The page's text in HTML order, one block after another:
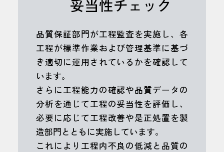
妥当性チェック
品質保証部門が工程監査を実施し、各
工程が標準作業および管理基準に基づ
き適切に運用されているかを確認して
います。
さらに工程能力の確認や品質データの
分析を通じて工程の妥当性を評価し、
必要に応じて工程改善や是正処置を製
造部門とともに実施しています。
これにより工程内不良の低減と品質の